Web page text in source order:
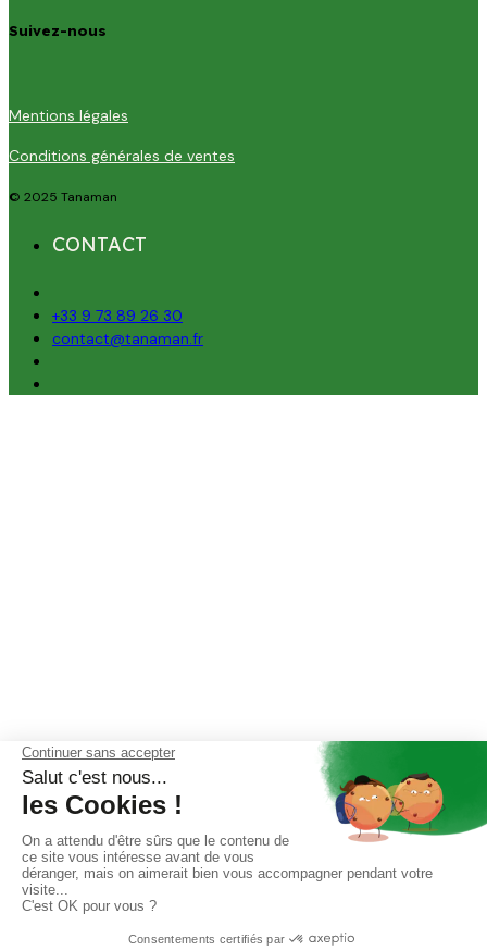
Suivez-nous
Mentions légales
Conditions générales de ventes
© 2025 Tanaman
CONTACT
+33 9 73 89 26 30
contact@tanaman.fr